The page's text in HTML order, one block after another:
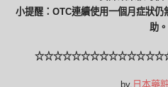
小提醒：OTC連續使用一個月症狀
助。
by. 日本藥